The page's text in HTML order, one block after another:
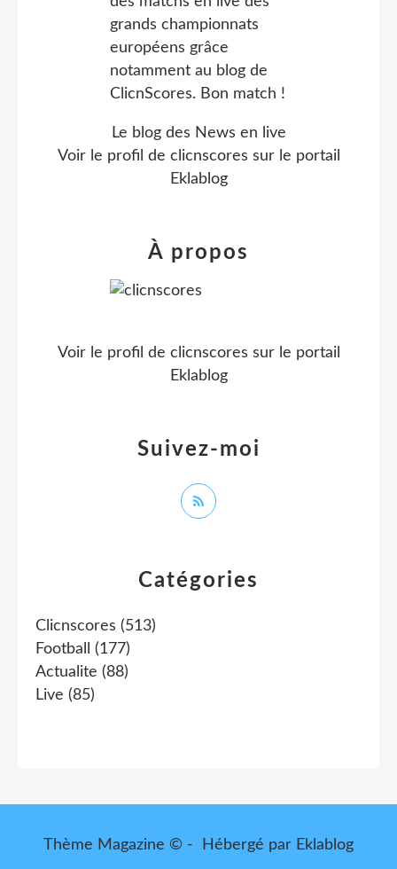
Catégories
Clicnscores (513)
Football
(177)
Actualite (88)
Live (85)
Le blog des News en live
Voir le profil de clicnscores sur le portail
Eklablog
Suivez-moi
À propos
Voir le profil de clicnscores sur le portail
Eklablog
Thème Magazine © - Hébergé par Eklablog